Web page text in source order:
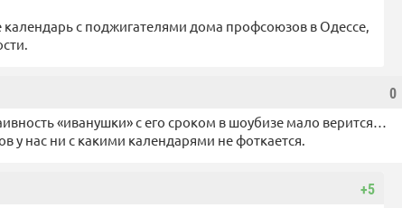
с поджигателями дома профсоюзов в Одессе,
0
«иванушки» с его сроком в шоубизе мало верится…
у нас ни с какими календарями не фоткается.
+5